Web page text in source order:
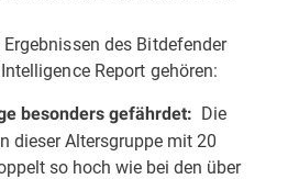
des Bitdefender
Report gehören:
besonders gefährdet: Die
dieser Altersgruppe mit 20
so hoch wie bei den über